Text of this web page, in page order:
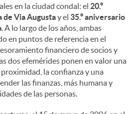
en la ciudad condal: el 20.º
de Via Augustay el 35.º aniversario
. A lo largo de los años, ambas
en puntos de referencia en el
financiero de socios y
dos efemérides ponen en valor una
la confianza y una
las finanzas, más humana y
de las personas.